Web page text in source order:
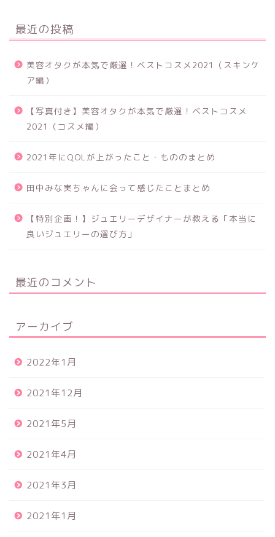
最近の投稿
美容オタクが本気で厳選！ベストコスメ2021（スキンケ
ア編）
【写真付き】美容オタクが本気で厳選！ベストコスメ
2021（コスメ編）
2021年にQOLが上がったこと・もののまとめ
田中みな実ちゃんに会って感じたことまとめ
【特別企画！】ジュエリーデザイナーが教える「本当に
良いジュエリーの選び方」
最近のコメント
アーカイブ
2022年1月
2021年12月
2021年5月
2021年4月
2021年3月
2021年1月